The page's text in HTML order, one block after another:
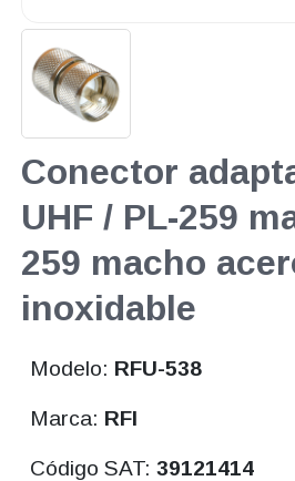
Conector
UHF / PL-259
259 macho
inoxidable
Modelo: RFU-538
Marca: RFI
Código SAT:39121414